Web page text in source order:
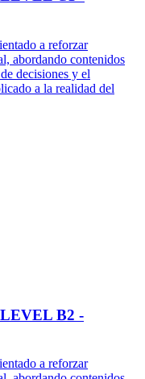
a reforzar
abordando contenidos
decisiones y el
a la realidad del
B2 -
a reforzar